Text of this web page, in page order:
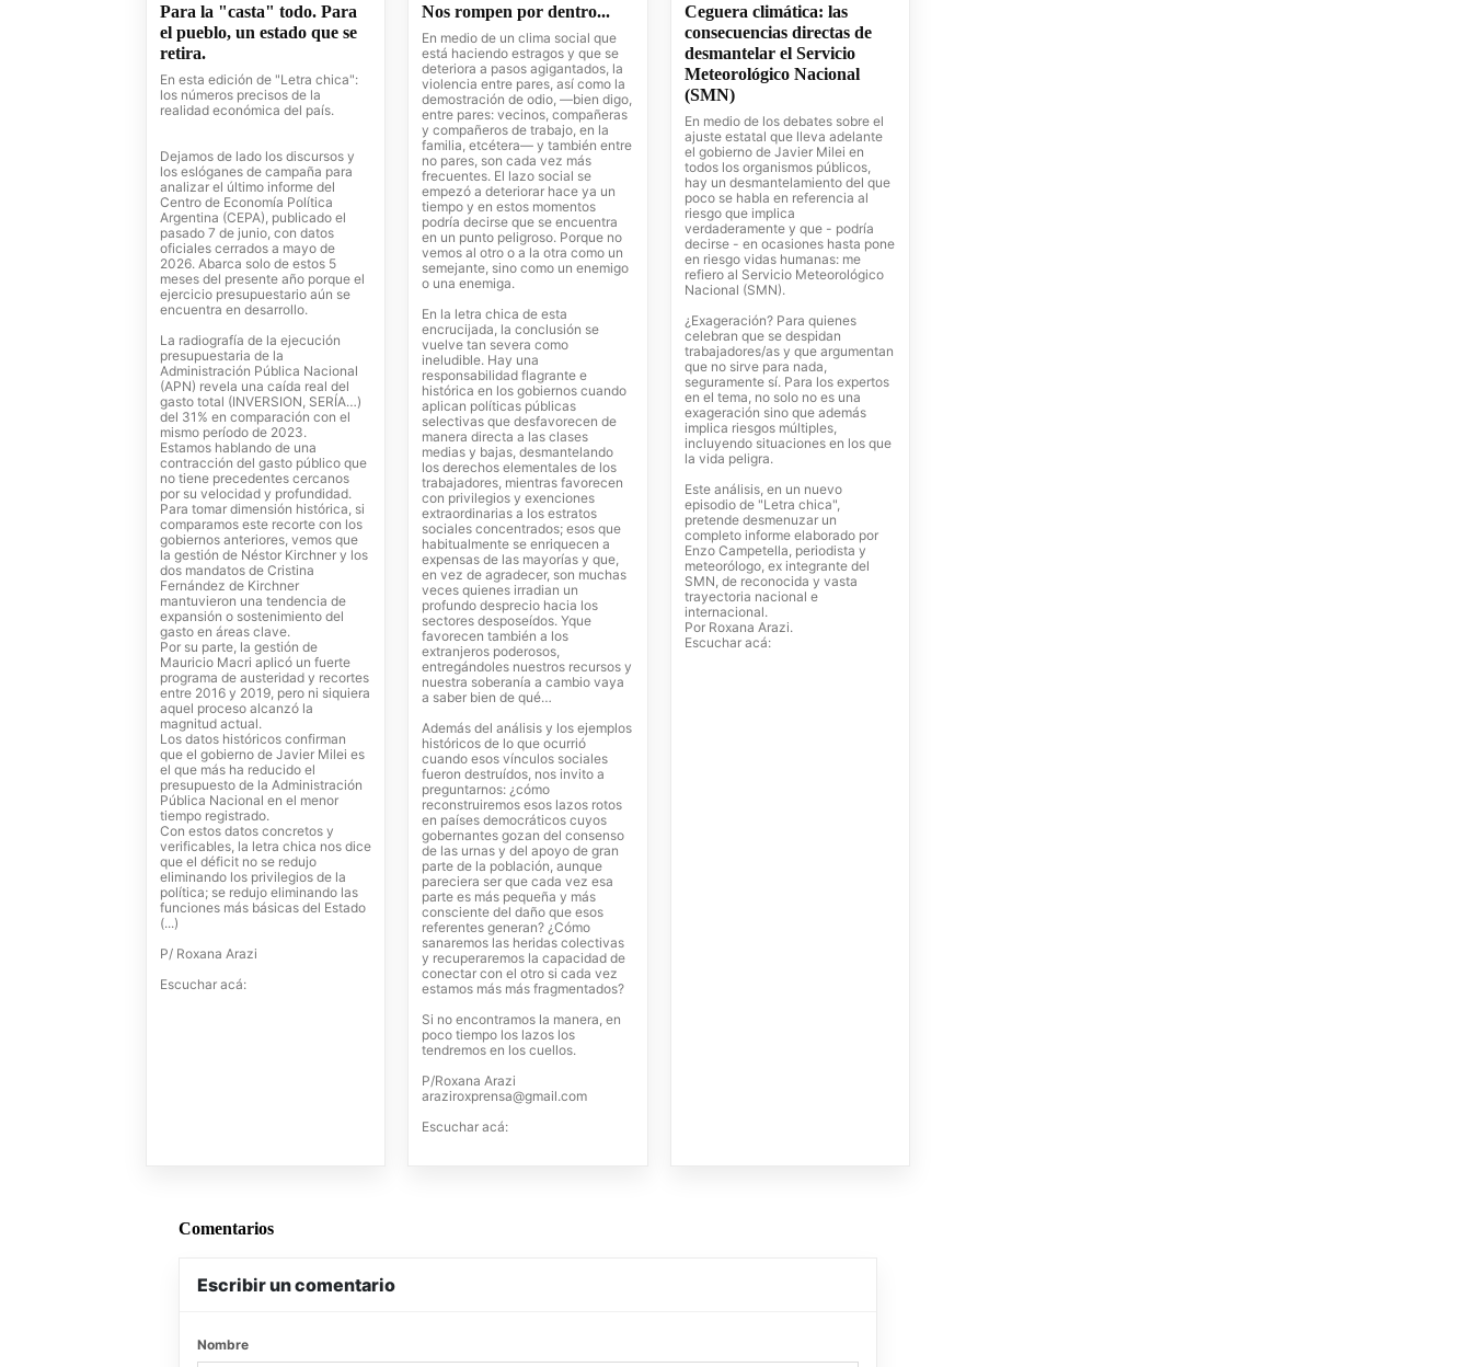
Para la "casta" todo. Para
el pueblo, un estado que se
retira.
En esta edición de "Letra chica":
los números precisos de la
realidad económica del país.
Dejamos de lado los discursos y
los eslóganes de campaña para
analizar el último informe del
Centro de Economía Política
Argentina (CEPA), publicado el
pasado 7 de junio, con datos
oficiales cerrados a mayo de
2026. Abarca solo de estos 5
meses del presente año porque el
ejercicio presupuestario aún se
encuentra en desarrollo.
La radiografía de la ejecución
presupuestaria de la
Administración Pública Nacional
(APN) revela una caída real del
gasto total (INVERSION, SERÍA…)
del 31% en comparación con el
mismo período de 2023.
Estamos hablando de una
contracción del gasto público que
no tiene precedentes cercanos
por su velocidad y profundidad.
Para tomar dimensión histórica, si
comparamos este recorte con los
gobiernos anteriores, vemos que
la gestión de Néstor Kirchner y los
dos mandatos de Cristina
Fernández de Kirchner
mantuvieron una tendencia de
expansión o sostenimiento del
gasto en áreas clave.
Por su parte, la gestión de
Mauricio Macri aplicó un fuerte
programa de austeridad y recortes
entre 2016 y 2019, pero ni siquiera
aquel proceso alcanzó la
magnitud actual.
Los datos históricos confirman
que el gobierno de Javier Milei es
el que más ha reducido el
presupuesto de la Administración
Pública Nacional en el menor
tiempo registrado.
Con estos datos concretos y
verificables, la letra chica nos dice
que el déficit no se redujo
eliminando los privilegios de la
política; se redujo eliminando las
funciones más básicas del Estado
(...)
P/ Roxana Arazi
Escuchar acá:
Nos rompen por dentro...
En medio de un clima social que
está haciendo estragos y que se
deteriora a pasos agigantados, la
violencia entre pares, así como la
demostración de odio, —bien digo,
entre pares: vecinos, compañeras
y compañeros de trabajo, en la
familia, etcétera— y también entre
no pares, son cada vez más
frecuentes. El lazo social se
empezó a deteriorar hace ya un
tiempo y en estos momentos
podría decirse que se encuentra
en un punto peligroso. Porque no
vemos al otro o a la otra como un
semejante, sino como un enemigo
o una enemiga.
En la letra chica de esta
encrucijada, la conclusión se
vuelve tan severa como
ineludible. Hay una
responsabilidad flagrante e
histórica en los gobiernos cuando
aplican políticas públicas
selectivas que desfavorecen de
manera directa a las clases
medias y bajas, desmantelando
los derechos elementales de los
trabajadores, mientras favorecen
con privilegios y exenciones
extraordinarias a los estratos
sociales concentrados; esos que
habitualmente se enriquecen a
expensas de las mayorías y que,
en vez de agradecer, son muchas
veces quienes irradian un
profundo desprecio hacia los
sectores desposeídos. Yque
favorecen también a los
extranjeros poderosos,
entregándoles nuestros recursos y
nuestra soberanía a cambio vaya
a saber bien de qué…
Además del análisis y los ejemplos
históricos de lo que ocurrió
cuando esos vínculos sociales
fueron destruídos, nos invito a
preguntarnos: ¿cómo
reconstruiremos esos lazos rotos
en países democráticos cuyos
gobernantes gozan del consenso
de las urnas y del apoyo de gran
parte de la población, aunque
pareciera ser que cada vez esa
parte es más pequeña y más
consciente del daño que esos
referentes generan? ¿Cómo
sanaremos las heridas colectivas
y recuperaremos la capacidad de
conectar con el otro si cada vez
estamos más más fragmentados?
Si no encontramos la manera, en
poco tiempo los lazos los
tendremos en los cuellos.
P/Roxana Arazi
araziroxprensa@gmail.com
Escuchar acá:
Ceguera climática: las
consecuencias directas de
desmantelar el Servicio
Meteorológico Nacional
(SMN)
En medio de los debates sobre el
ajuste estatal que lleva adelante
el gobierno de Javier Milei en
todos los organismos públicos,
hay un desmantelamiento del que
poco se habla en referencia al
riesgo que implica
verdaderamente y que - podría
decirse - en ocasiones hasta pone
en riesgo vidas humanas: me
refiero al Servicio Meteorológico
Nacional (SMN).
¿Exageración? Para quienes
celebran que se despidan
trabajadores/as y que argumentan
que no sirve para nada,
seguramente sí. Para los expertos
en el tema, no solo no es una
exageración sino que además
implica riesgos múltiples,
incluyendo situaciones en los que
la vida peligra.
Este análisis, en un nuevo
episodio de "Letra chica",
pretende desmenuzar un
completo informe elaborado por
Enzo Campetella, periodista y
meteorólogo, ex integrante del
SMN, de reconocida y vasta
trayectoria nacional e
internacional.
Por Roxana Arazi.
Escuchar acá:
Comentarios
Escribir un comentario
Nombre